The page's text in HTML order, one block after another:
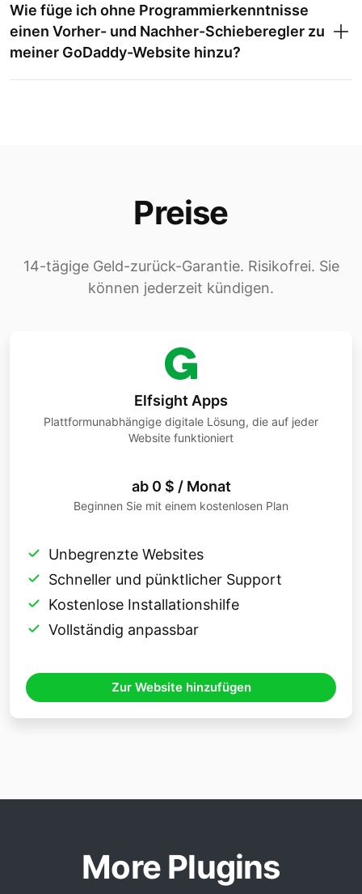
Wie füge ich ohne Programmierkenntnisse
einen Vorher- und Nachher-Schieberegler zu
meiner GoDaddy-Website hinzu?
Preise
14-tägige Geld-zurück-Garantie. Risikofrei. Sie
können jederzeit kündigen.
Elfsight Apps
Plattformunabhängige digitale Lösung, die auf jeder
Website funktioniert
ab 0 $ / Monat
Beginnen Sie mit einem kostenlosen Plan
Unbegrenzte Websites
Schneller und pünktlicher Support
Kostenlose Installationshilfe
Vollständig anpassbar
Zur Website hinzufügen
More Plugins